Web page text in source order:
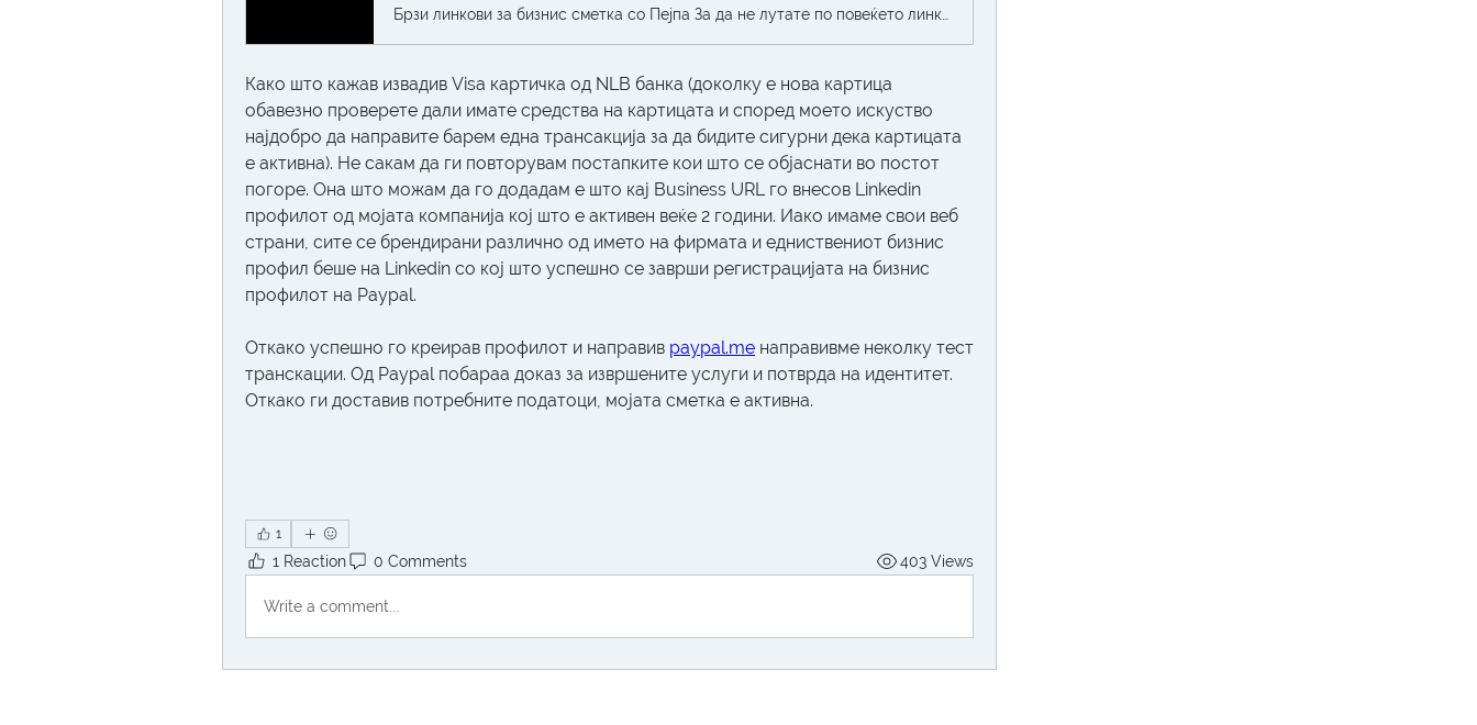
Брзи линкови за бизнис сметка со Пејпа За да не лутате по повеќето линкови, ова се најбитните линкови за креирање на бизнис сметка во Пејпал. Со бизнис сметката ќе можете да наплаќате преку Интернет со Пејпал. Претходна подготовка Не ја занемарувајте подготовката затоа што ако не ја изведете о
Како што кажав извадив Visa картичка од NLB банка (доколку е нова картица
обавезно проверете дали имате средства на картицата и според моето искуство
најдобро да направите барем една трансакција за да бидите сигурни дека картицата
е активна). Не сакам да ги повторувам постапките кои што се објаснати во постот
погоре. Она што можам да го додадам е што кај Business URL го внесов Linkedin
профилот од мојата компанија кој што е активен веќе 2 години. Иако имаме свои веб
страни, сите се брендирани различно од името на фирмата и едниствениот бизнис
профил беше на Linkedin со кој што успешно се заврши регистрацијата на бизнис
профилот на Paypal.
Откако успешно го креирав профилот и направив paypal.me направивме неколку тест
транскации. Од Paypal побараа доказ за извршените услуги и потврда на идентитет.
Откако ги доставив потребните податоци, мојата сметка е активна.
1
1 Reaction 0 Comments 403 Views
Write a comment...